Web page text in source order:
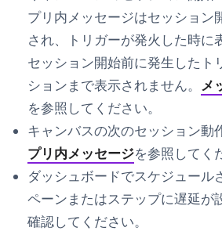
プリ内メッセージはセッション
され、トリガーが発火した時に
セッション開始前に発生したト
ションまで表示されません。 メ
を参照してください。
キャンバスの次のセッション動
プリ内メッセージを参照してく
ダッシュボードでスケジュール
ペーンまたはステップに遅延が
確認してください。